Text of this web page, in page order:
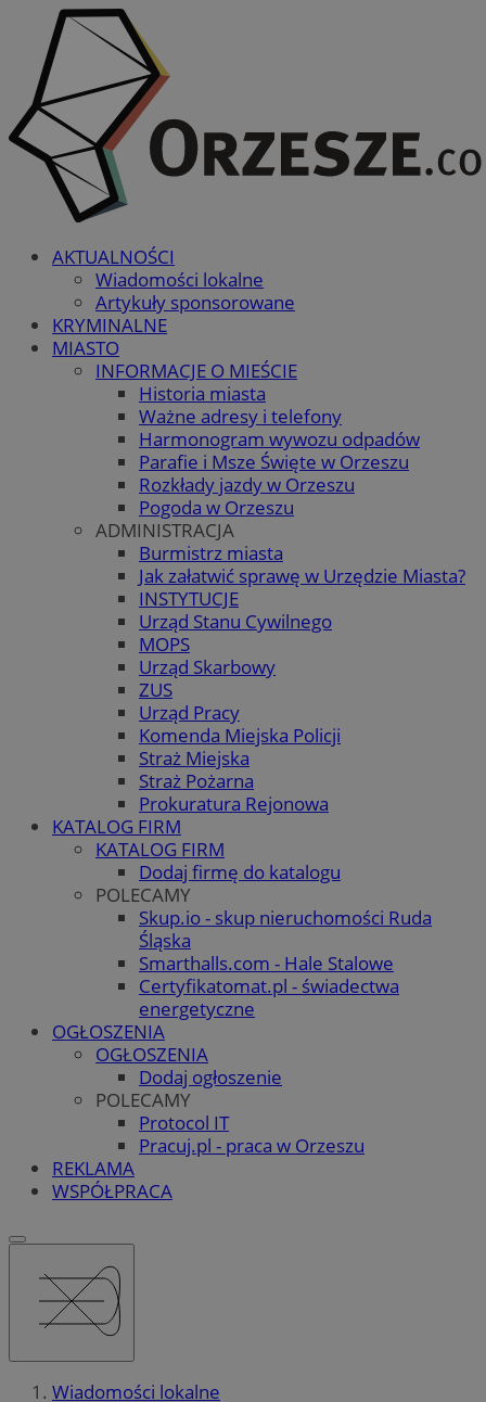
AKTUALNOŚCI
Wiadomości lokalne
Artykuły sponsorowane
KRYMINALNE
MIASTO
INFORMACJE O MIEŚCIE
Historia miasta
Ważne adresy i telefony
Harmonogram wywozu odpadów
Parafie i Msze Święte w Orzeszu
Rozkłady jazdy w Orzeszu
Pogoda w Orzeszu
ADMINISTRACJA
Burmistrz miasta
Jak załatwić sprawę w Urzędzie Miasta?
INSTYTUCJE
Urząd Stanu Cywilnego
MOPS
Urząd Skarbowy
ZUS
Urząd Pracy
Komenda Miejska Policji
Straż Miejska
Straż Pożarna
Prokuratura Rejonowa
KATALOG FIRM
KATALOG FIRM
Dodaj firmę do katalogu
POLECAMY
Skup.io - skup nieruchomości Ruda
Śląska
Smarthalls.com - Hale Stalowe
Certyfikatomat.pl - świadectwa
energetyczne
OGŁOSZENIA
OGŁOSZENIA
Dodaj ogłoszenie
POLECAMY
Protocol IT
Pracuj.pl - praca w Orzeszu
REKLAMA
WSPÓŁPRACA
Wiadomości lokalne